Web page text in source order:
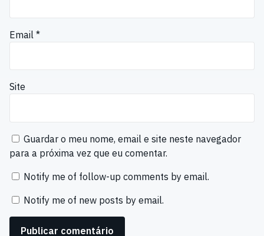
Email *
Site
Guardar o meu nome, email e site neste navegador
para a próxima vez que eu comentar.
Notify me of follow-up comments by email.
Notify me of new posts by email.